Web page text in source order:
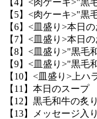
【5】<肉ケーキ>"黒
【6】<皿盛り>本日
【7】<皿盛り>本日
【8】<皿盛り>"黒毛
【9】<皿盛り>"黒毛
【10】<皿盛り>上ハ
【11】本日のスープ
【12】黒毛和牛の炙
【13】メッセージ入